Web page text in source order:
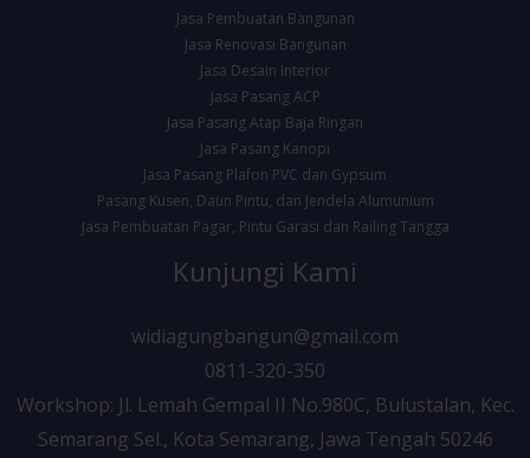
Jasa Pembuatan Bangunan
Jasa Renovasi Bangunan
Jasa Desain Interior
Jasa Pasang ACP
Jasa Pasang Atap Baja Ringan
Jasa Pasang Kanopi
Jasa Pasang Plafon PVC dan Gypsum
Pasang Kusen, Daun Pintu, dan Jendela Alumunium
Jasa Pembuatan Pagar, Pintu Garasi dan Railing Tangga
Kunjungi Kami
widiagungbangun@gmail.com
0811-320-350
Workshop: Jl. Lemah Gempal II No.980C, Bulustalan, Kec.
Semarang Sel., Kota Semarang, Jawa Tengah 50246